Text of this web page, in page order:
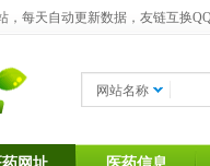
每天自动更新数据，友链互换
网站名称